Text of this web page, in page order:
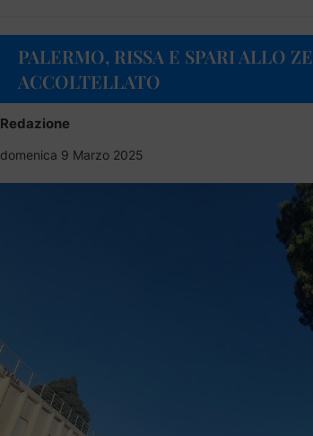
PALERMO, RISSA E SPARI ALLO
ACCOLTELLATO
Redazione
domenica 9 Marzo 2025